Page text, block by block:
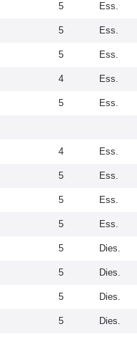
5 Ess.
5 Ess.
5 Ess.
4 Ess.
5 Ess.
4 Ess.
5 Ess.
5 Ess.
5 Ess.
5 Dies.
5 Dies.
5 Dies.
5 Dies.